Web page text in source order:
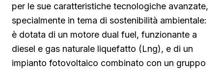
per le sue caratteristiche tecnologiche avanzate,
specialmente in tema di sostenibilità ambientale:
è dotata di un motore dual fuel, funzionante a
diesel e gas naturale liquefatto (Lng), e di un
impianto fotovoltaico combinato con un gruppo